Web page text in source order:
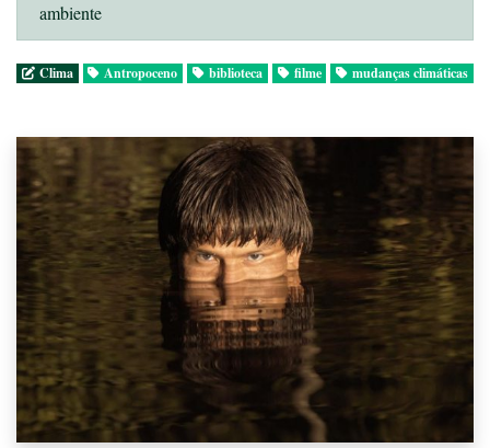
ambiente
Clima Antropoceno biblioteca filme mudanças climáticas